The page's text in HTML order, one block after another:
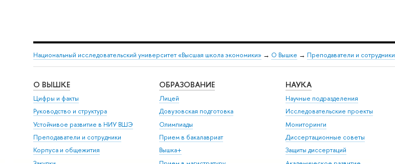
Национальный исследовательский университет «Высшая школа экономики» → О Вышке → Преподаватели и сотрудники
О ВЫШКЕ
Цифры и факты
Руководство и структура
Устойчивое развитие в НИУ ВШЭ
Преподаватели и сотрудники
Корпуса и общежития
ОБРАЗОВАНИЕ
Лицей
Довузовская подготовка
Олимпиады
Прием в бакалавриат
Вышка+
НАУКА
Научные подразделения
Исследовательские проекты
Мониторинги
Диссертационные советы
Защиты диссертаций